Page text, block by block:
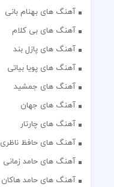
آهنگ های بهنام بانی
آهنگ های بی کلام
آهنگ های پازل بند
آهنگ های پویا بیاتی
آهنگ های جمشید
آهنگ های جهان
آهنگ های چارتار
آهنگ های حافظ ناظری
آهنگ های حامد زمانی
آهنگ های حامد هاکان